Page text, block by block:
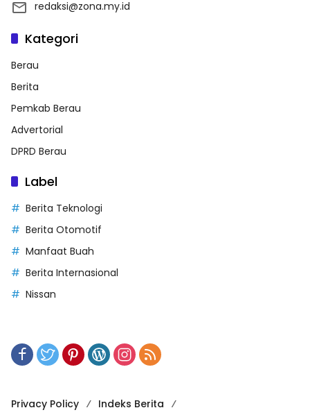
redaksi@zona.my.id
Kategori
Berau
Berita
Pemkab Berau
Advertorial
DPRD Berau
Label
Berita Teknologi
Berita Otomotif
Manfaat Buah
Berita Internasional
Nissan
Privacy Policy
Indeks Berita